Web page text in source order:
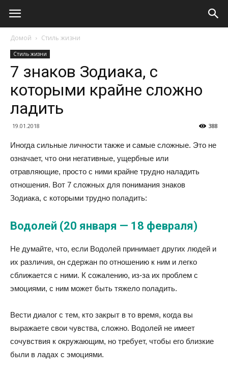
Домой Стиль жизни
Стиль жизни
7 знаков Зодиака, с
которыми крайне сложно
ладить
19.01.2018 388
Иногда сильные личности также и самые сложные. Это не
означает, что они негативные, ущербные или
отравляющие, просто с ними крайне трудно наладить
отношения. Вот 7 сложных для понимания знаков
Зодиака, с которыми трудно поладить:
Водолей (20 января — 18 февраля)
Не думайте, что, если Водолей принимает других людей и
их различия, он сдержан по отношению к ним и легко
сближается с ними. К сожалению, из-за их проблем с
эмоциями, с ним может быть тяжело поладить.
Вести диалог с тем, кто закрыт в то время, когда вы
выражаете свои чувства, сложно. Водолей не имеет
сочувствия к окружающим, но требует, чтобы его близкие
были в ладах с эмоциями.